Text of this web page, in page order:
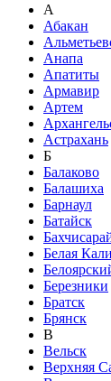
А
Абакан
Анапа
Апатиты
Армавир
Артем
Астрахань
Б
Балаково
Балашиха
Барнаул
Батайск
Белая
Березники
Братск
Брянск
В
Вельск
Верхняя